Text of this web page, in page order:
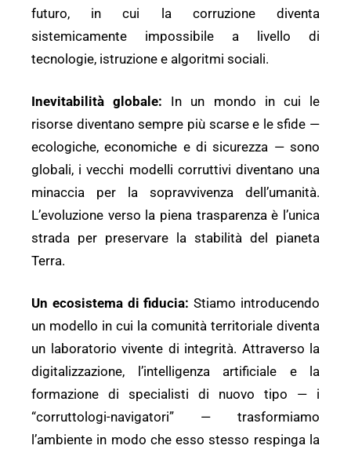
futuro, in cui la corruzione diventa
sistemicamente impossibile a livello di
tecnologie, istruzione e algoritmi sociali.
Inevitabilità globale: In un mondo in cui le
risorse diventano sempre più scarse e le sfide —
ecologiche, economiche e di sicurezza — sono
globali, i vecchi modelli corruttivi diventano una
minaccia per la sopravvivenza dell’umanità.
L’evoluzione verso la piena trasparenza è l’unica
strada per preservare la stabilità del pianeta
Terra.
Un ecosistema di fiducia: Stiamo introducendo
un modello in cui la comunità territoriale diventa
un laboratorio vivente di integrità. Attraverso la
digitalizzazione, l’intelligenza artificiale e la
formazione di specialisti di nuovo tipo — i
“corruttologi-navigatori” — trasformiamo
l’ambiente in modo che esso stesso respinga la